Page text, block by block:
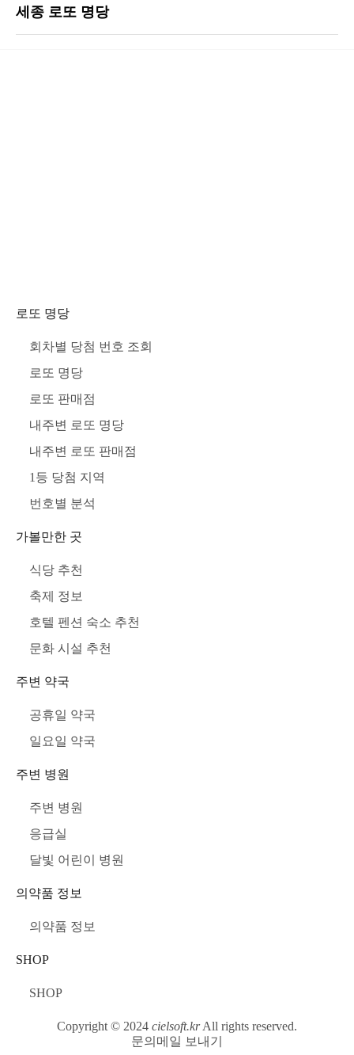
세종 로또 명당
로또 명당
회차별 당첨 번호 조회
로또 명당
로또 판매점
내주변 로또 명당
내주변 로또 판매점
1등 당첨 지역
번호별 분석
가볼만한 곳
식당 추천
축제 정보
호텔 펜션 숙소 추천
문화 시설 추천
주변 약국
공휴일 약국
일요일 약국
주변 병원
주변 병원
응급실
달빛 어린이 병원
의약품 정보
의약품 정보
SHOP
SHOP
Copyright © 2024 cielsoft.krAll rights reserved.
문의메일 보내기